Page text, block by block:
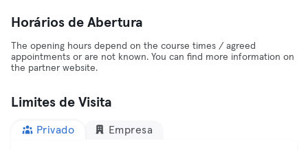
Horários de Abertura
The opening hours depend on the course times / agreed
appointments or are not known. You can find more information on
the partner website.
Limites de Visita
Privado Empresa